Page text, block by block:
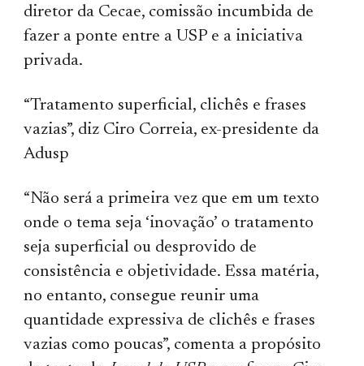
diretor da Cecae, comissão incumbida de
fazer a ponte entre a USP e a iniciativa
privada.
“Tratamento superficial, clichês e frases
vazias”, diz Ciro Correia, ex-presidente da
Adusp
“Não será a primeira vez que em um texto
onde o tema seja ‘inovação’ o tratamento
seja superficial ou desprovido de
consistência e objetividade. Essa matéria,
no entanto, consegue reunir uma
quantidade expressiva de clichês e frases
vazias como poucas”, comenta a propósito